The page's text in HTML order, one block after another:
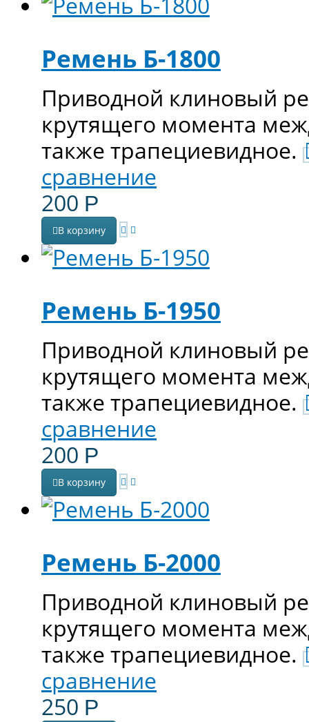
Ремень Б-1800
Приводной клиновый
крутящего момента
также трапециевидное.
сравнение
200 Р
В корзину
Ремень Б-1950
Приводной клиновый
крутящего момента
также трапециевидное.
сравнение
200 Р
В корзину
Ремень Б-2000
Приводной клиновый
крутящего момента
также трапециевидное.
сравнение
250 Р